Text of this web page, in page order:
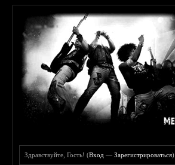
Здравствуйте, Гость! (Вход —Зарегистрироваться)